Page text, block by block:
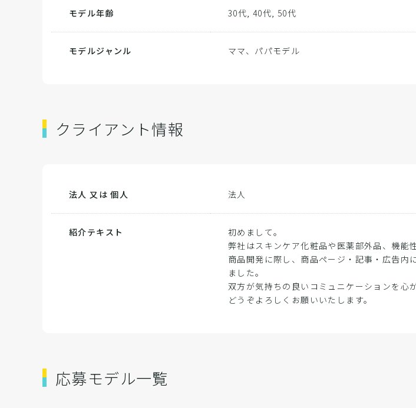
モデル年齢 30代, 40代, 50代
モデルジャンル ママ、パパモデル
クライアント情報
法人 又は 個人 法人
紹介テキスト
初めまして。
弊社はスキンケア化粧品や医薬部外品、機能
商品開発に際し、商品ページ・記事・広告内
ました。
双方が気持ちの良いコミュニケーションを心
どうぞよろしくお願いいたします。
応募モデル一覧